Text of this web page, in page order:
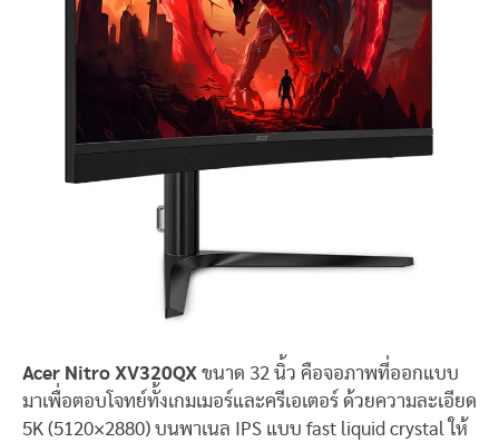
Acer Nitro XV320QX ขนาด 32 นิ้ว คือจอภาพที่ออกแบบ
มาเพื่อตอบโจทย์ทั้งเกมเมอร์และครีเอเตอร์ ด้วยความละเอียด
5K (5120×2880) บนพาเนล IPS แบบ fast liquid crystal ให้